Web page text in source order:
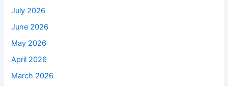
July 2026
June 2026
May 2026
April 2026
March 2026